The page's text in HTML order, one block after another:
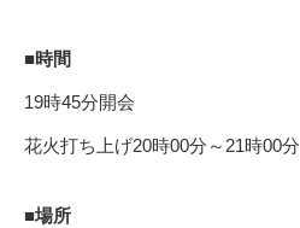
■時間
19時45分開会
花火打ち上げ20時00分～21時00分
■場所